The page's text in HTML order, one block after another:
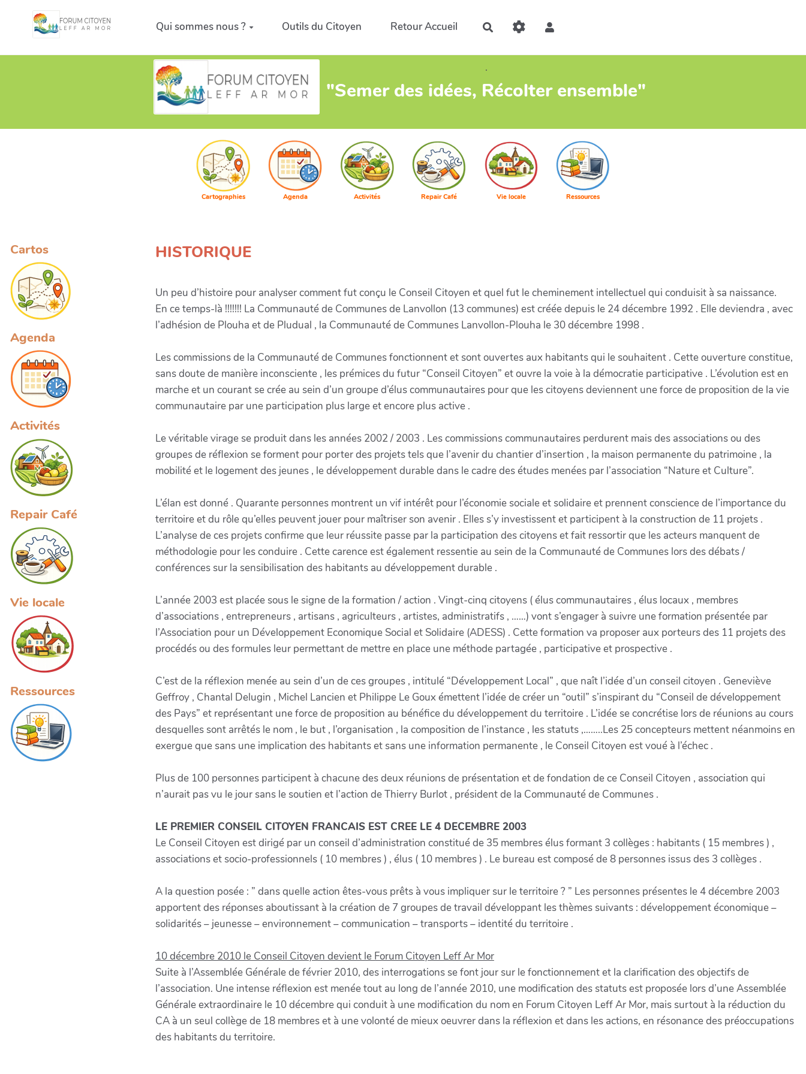
Aller au contenu principal
Qui sommes nous ?
Outils du Citoyen Retour Accueil Rechercher
.
"Semer des idées, Récolter ensemble"
Cartographies Agenda Activités Repair Café Vie locale Ressources
Cartos
Agenda
Activités
Repair Café
Vie locale
Ressources
HISTORIQUE
Un peu d’histoire pour analyser comment fut conçu le Conseil Citoyen et quel fut le cheminement intellectuel qui conduisit à sa naissance.
En ce temps-là !!!!!!! La Communauté de Communes de Lanvollon (13 communes) est créée depuis le 24 décembre 1992 . Elle deviendra , avec
l’adhésion de Plouha et de Pludual , la Communauté de Communes Lanvollon-Plouha le 30 décembre 1998 .
Les commissions de la Communauté de Communes fonctionnent et sont ouvertes aux habitants qui le souhaitent . Cette ouverture constitue,
sans doute de manière inconsciente , les prémices du futur “Conseil Citoyen” et ouvre la voie à la démocratie participative . L’évolution est en
marche et un courant se crée au sein d’un groupe d’élus communautaires pour que les citoyens deviennent une force de proposition de la vie
communautaire par une participation plus large et encore plus active .
Le véritable virage se produit dans les années 2002 / 2003 . Les commissions communautaires perdurent mais des associations ou des
groupes de réflexion se forment pour porter des projets tels que l’avenir du chantier d’insertion , la maison permanente du patrimoine , la
mobilité et le logement des jeunes , le développement durable dans le cadre des études menées par l’association “Nature et Culture”.
L’élan est donné . Quarante personnes montrent un vif intérêt pour l’économie sociale et solidaire et prennent conscience de l’importance du
territoire et du rôle qu’elles peuvent jouer pour maîtriser son avenir . Elles s’y investissent et participent à la construction de 11 projets .
L’analyse de ces projets confirme que leur réussite passe par la participation des citoyens et fait ressortir que les acteurs manquent de
méthodologie pour les conduire . Cette carence est également ressentie au sein de la Communauté de Communes lors des débats /
conférences sur la sensibilisation des habitants au développement durable .
L’année 2003 est placée sous le signe de la formation / action . Vingt-cinq citoyens ( élus communautaires , élus locaux , membres
d’associations , entrepreneurs , artisans , agriculteurs , artistes, administratifs , ……) vont s’engager à suivre une formation présentée par
l’Association pour un Développement Economique Social et Solidaire (ADESS) . Cette formation va proposer aux porteurs des 11 projets des
procédés ou des formules leur permettant de mettre en place une méthode partagée , participative et prospective .
C’est de la réflexion menée au sein d’un de ces groupes , intitulé “Développement Local” , que naît l’idée d’un conseil citoyen . Geneviève
Geffroy , Chantal Delugin , Michel Lancien et Philippe Le Goux émettent l’idée de créer un “outil” s’inspirant du “Conseil de développement
des Pays” et représentant une force de proposition au bénéfice du développement du territoire . L’idée se concrétise lors de réunions au cours
desquelles sont arrêtés le nom , le but , l’organisation , la composition de l’instance , les statuts ,……..Les 25 concepteurs mettent néanmoins en
exergue que sans une implication des habitants et sans une information permanente , le Conseil Citoyen est voué à l’échec .
Plus de 100 personnes participent à chacune des deux réunions de présentation et de fondation de ce Conseil Citoyen , association qui
n’aurait pas vu le jour sans le soutien et l’action de Thierry Burlot , président de la Communauté de Communes .
LE PREMIER CONSEIL CITOYEN FRANCAIS EST CREE LE 4 DECEMBRE 2003
Le Conseil Citoyen est dirigé par un conseil d’administration constitué de 35 membres élus formant 3 collèges : habitants ( 15 membres ) ,
associations et socio-professionnels ( 10 membres ) , élus ( 10 membres ) . Le bureau est composé de 8 personnes issus des 3 collèges .
A la question posée : ” dans quelle action êtes-vous prêts à vous impliquer sur le territoire ? ” Les personnes présentes le 4 décembre 2003
apportent des réponses aboutissant à la création de 7 groupes de travail développant les thèmes suivants : développement économique –
solidarités – jeunesse – environnement – communication – transports – identité du territoire .
10 décembre 2010 le Conseil Citoyen devient le Forum Citoyen Leff Ar Mor
Suite à l’Assemblée Générale de février 2010, des interrogations se font jour sur le fonctionnement et la clarification des objectifs de
l’association. Une intense réflexion est menée tout au long de l’année 2010, une modification des statuts est proposée lors d’une Assemblée
Générale extraordinaire le 10 décembre qui conduit à une modification du nom en Forum Citoyen Leff Ar Mor, mais surtout à la réduction du
CA à un seul collège de 18 membres et à une volonté de mieux oeuvrer dans la réflexion et dans les actions, en résonance des préoccupations
des habitants du territoire.